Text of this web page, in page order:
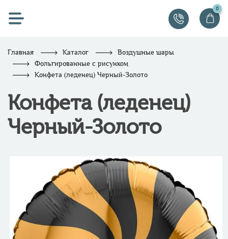
0
Главная Каталог
Воздушные шары
Фольгированные с рисунком
Конфета (леденец) Черный-Золото
Конфета (леденец)
Черный-Золото